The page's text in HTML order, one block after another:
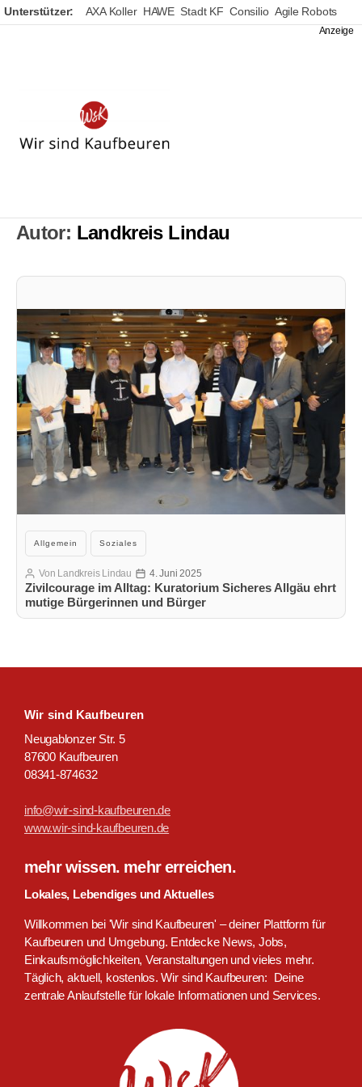
Unterstützer: AXA Koller HAWE Stadt KF Consilio Agile Robots
Autor: Landkreis Lindau
Kategorien
Allgemein Soziales
Zivilcourage im Alltag: Kuratorium Sicheres Allgäu ehrt
mutige Bürgerinnen und Bürger
Beitragsautor
Von Landkreis Lindau Veröffentlichungsdatum
4. Juni 2025
Wir sind Kaufbeuren
Neugablonzer Str. 5
87600 Kaufbeuren
08341-874632
info@wir-sind-kaufbeuren.de
www.wir-sind-kaufbeuren.de
mehr wissen. mehr erreichen.
Lokales, Lebendiges und Aktuelles
Willkommen bei 'Wir sind Kaufbeuren' – deiner Plattform für
Kaufbeuren und Umgebung. Entdecke News, Jobs,
Einkaufsmöglichkeiten, Veranstaltungen und vieles mehr.
Täglich, aktuell, kostenlos. Wir sind Kaufbeuren: Deine
zentrale Anlaufstelle für lokale Informationen und Services.